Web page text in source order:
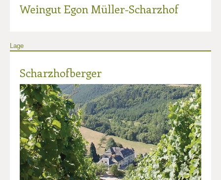
Weingut Egon Müller-Scharzhof
Lage
Scharzhofberger